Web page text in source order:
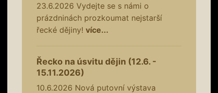
23.6.2026 Vydejte se s námi o
prázdninách prozkoumat nejstarší
řecké dějiny! více...
Řecko na úsvitu dějin (12.6. -
15.11.2026)
10.6.2026 Nová putovní výstava